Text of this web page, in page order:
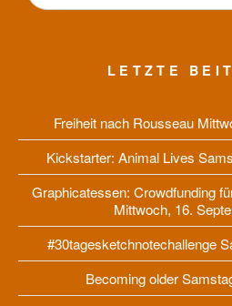
LETZTE
Freiheit nach Rousseau
Kickstarter: Animal Lives
Graphicatessen: Crowdfunding
Mittwoch, 16.
#30tagesketchnotechallenge
Becoming older